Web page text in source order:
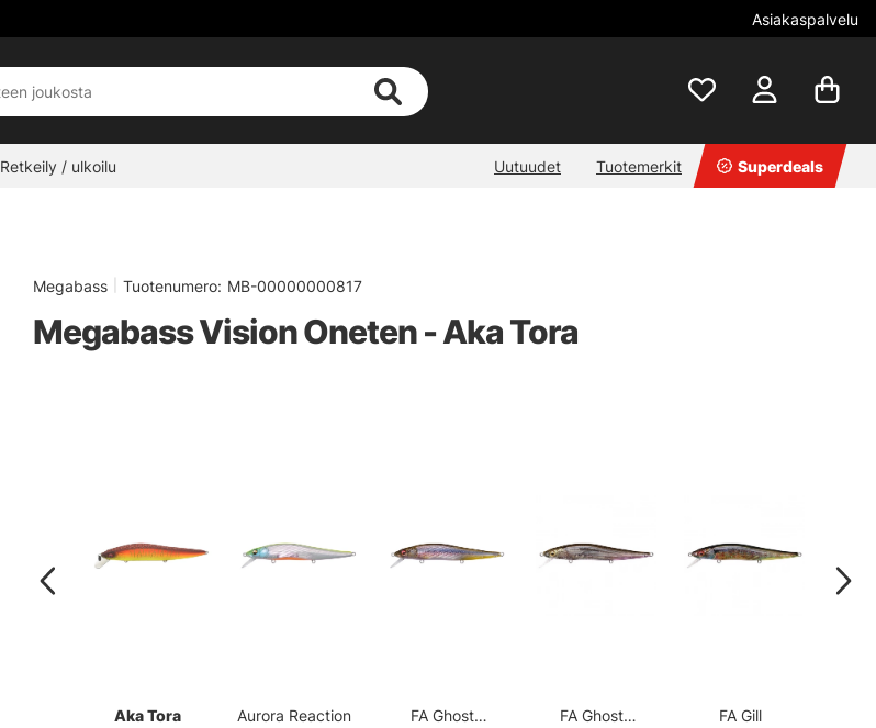
Asiakaspalvelu
Retkeily / ulkoilu Uutuudet Tuotemerkit Superdeals
Megabass
Tuotenumero: MB-00000000817
Megabass Vision Oneten - Aka Tora
Aka Tora Aurora Reaction
FA Ghost
FA Ghost
FA Gill